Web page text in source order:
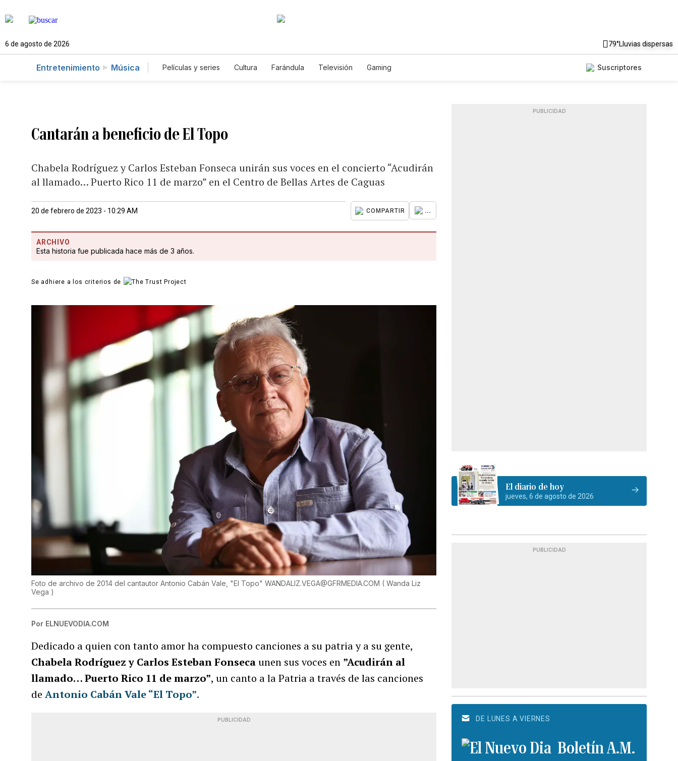
6 de agosto de 2026 79°Lluvias dispersas
Entretenimiento Música Películas y series Cultura Farándula Televisión Gaming Suscriptores
Cantarán a beneficio de El Topo
Chabela Rodríguez y Carlos Esteban Fonseca unirán sus voces en el concierto “Acudirán
al llamado… Puerto Rico 11 de marzo” en el Centro de Bellas Artes de Caguas
20 de febrero de 2023 - 10:29 AM COMPARTIR ...
ARCHIVO
Esta historia fue publicada hace más de 3 años.
Se adhiere a los criterios de
Foto de archivo de 2014 del cantautor Antonio Cabán Vale, "El Topo" WANDALIZ.VEGA@GFRMEDIA.COM ( Wanda Liz
Vega )
Por ELNUEVODIA.COM
Dedicado a quien con tanto amor ha compuesto canciones a su patria y a su gente,
Chabela Rodríguez y Carlos Esteban Fonseca unen sus voces en ”Acudirán al
llamado… Puerto Rico 11 de marzo”, un canto a la Patria a través de las canciones
deAntonio Cabán Vale “El Topo”.
PUBLICIDAD
PUBLICIDAD
El diario de hoy
jueves, 6 de agosto de 2026
PUBLICIDAD
DE LUNES A VIERNES
Boletín A.M.